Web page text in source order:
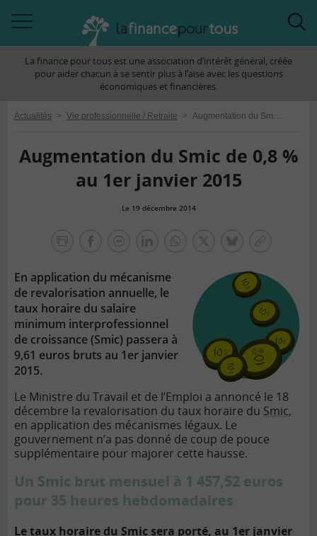
àLa finance pour tous est une association d’intérêt général, créée
pour aider chacun à se sentir plus à l’aise avec les questions
économiques et financières.
Actualités > Vie professionnelle / Retraite > Augmentation du Smic de 0,8 % au 1er janvier 2015
Augmentation du Smic de 0,8 %
au 1er janvier 2015
Le 19 décembre 2014
lien
En application du mécanisme
de revalorisation annuelle, le
taux horaire du salaire
minimum interprofessionnel
de croissance (Smic) passera à
9,61 euros bruts au 1er janvier
2015.
Le Ministre du Travail et de l’Emploi a annoncé le 18
décembre la revalorisation du taux horaire du Smic,
en application des mécanismes légaux. Le
gouvernement n’a pas donné de coup de pouce
supplémentaire pour majorer cette hausse.
Un Smic brut mensuel à 1 457,52 euros
pour 35 heures hebdomadaires
Le taux horaire du Smic sera porté, au 1er janvier